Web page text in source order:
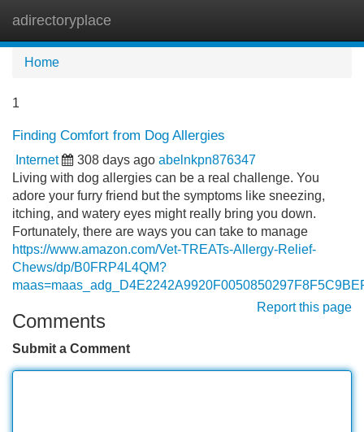
adirectoryplace
Home
1
Finding Comfort from Dog Allergies
Internet 308 days ago abelnkpn876347
Living with dog allergies can be a real challenge. You
adore your furry friend but the symptoms like sneezing,
itching, and watery eyes might really bring you down.
Fortunately, there are ways you can take to manage
https://www.amazon.com/Vet-TREATs-Allergy-Relief-
Chews/dp/B0FRP4L4QM?
Report this page
Comments
Submit a Comment